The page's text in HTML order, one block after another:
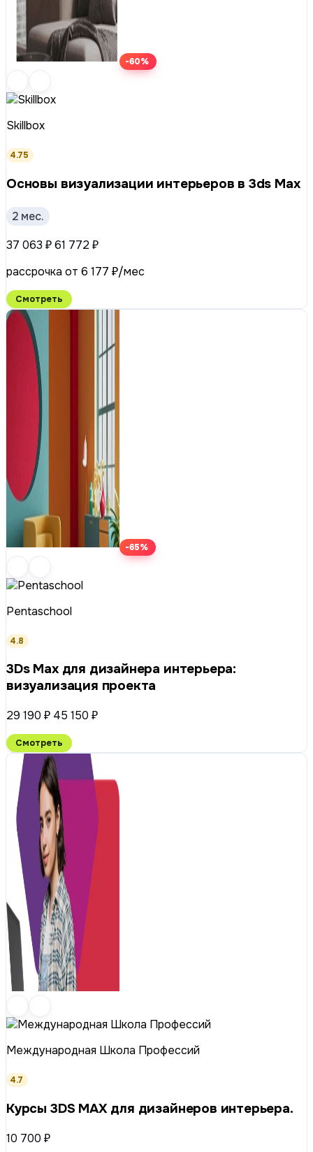
-60%
Skillbox
4.75
Основы визуализации интерьеров в 3ds Max
2 мес.
37 063 ₽61 772 ₽
рассрочка от 6 177 ₽/мес
Смотреть
-65%
Pentaschool
4.8
3Ds Max для дизайнера интерьера:
визуализация проекта
29 190 ₽ 45 150 ₽
Смотреть
Международная Школа Профессий
4.7
Курсы 3DS MAX для дизайнеров интерьера.
10 700 ₽